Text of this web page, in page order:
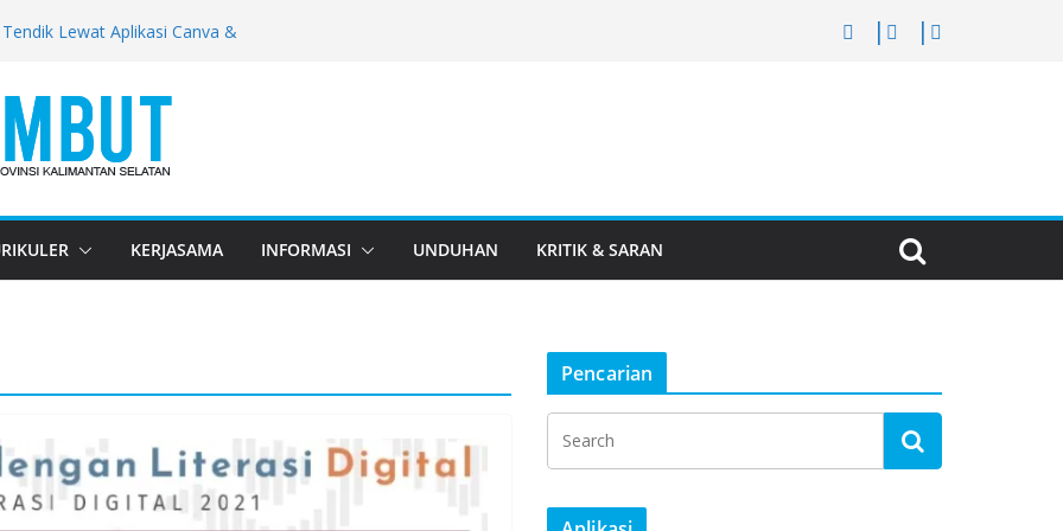
SMKN 1 Gambut Upgrade
Lewat Aplikasi Canva &
SMKN 1 Gambut Edukasi Peserta
Relevan dengan Perkembangan
Gelar Sinkronisasi Kurikulum
Daring dan Luring, Peserta Didik
Wakasek SMKN 1 Gambut Puji
2026/2027
KERJASAMA INFORMASI UNDUHAN KRITIK & SARAN
Pencarian